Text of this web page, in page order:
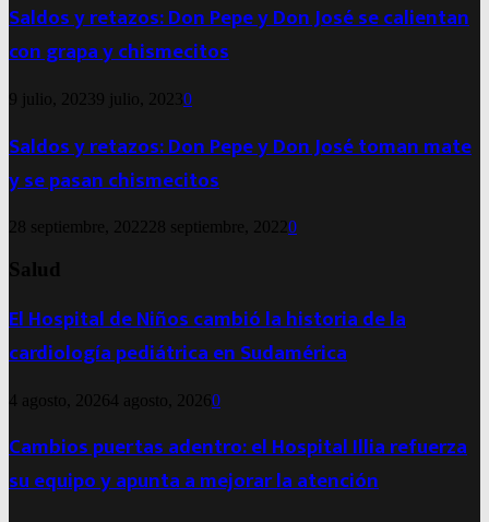
Saldos y retazos: Don Pepe y Don José se calientan
con grapa y chismecitos
9 julio, 20239 julio, 20230
Saldos y retazos: Don Pepe y Don José toman mate
y se pasan chismecitos
28 septiembre, 202228 septiembre, 20220
Salud
El Hospital de Niños cambió la historia de la
cardiología pediátrica en Sudamérica
4 agosto, 20264 agosto, 20260
Cambios puertas adentro: el Hospital Illia refuerza
su equipo y apunta a mejorar la atención